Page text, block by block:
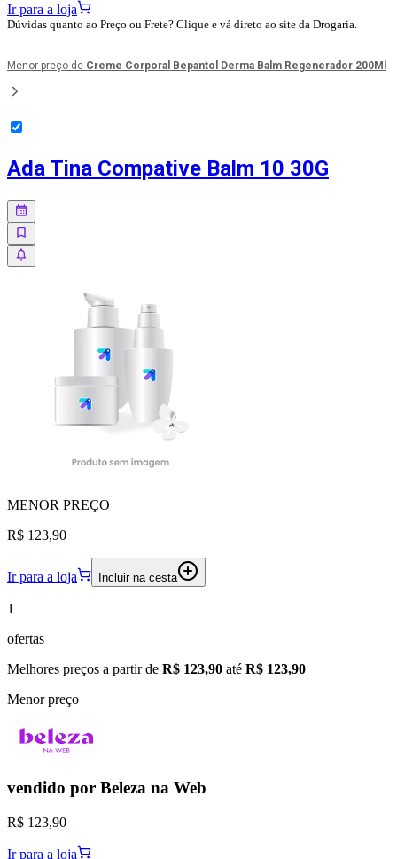
Ir para a loja
Dúvidas quanto ao Preço ou Frete? Clique e vá direto ao site da Drogaria.
Menor preço de Creme Corporal Bepantol Derma Balm Regenerador 200Ml
Ada Tina Compative Balm 10 30G
MENOR PREÇO
R$ 123,90
Ir para a loja Incluir na cesta
1
ofertas
Melhores preços a partir de R$ 123,90 até R$ 123,90
Menor preço
vendido por Beleza na Web
R$ 123,90
Ir para a loja